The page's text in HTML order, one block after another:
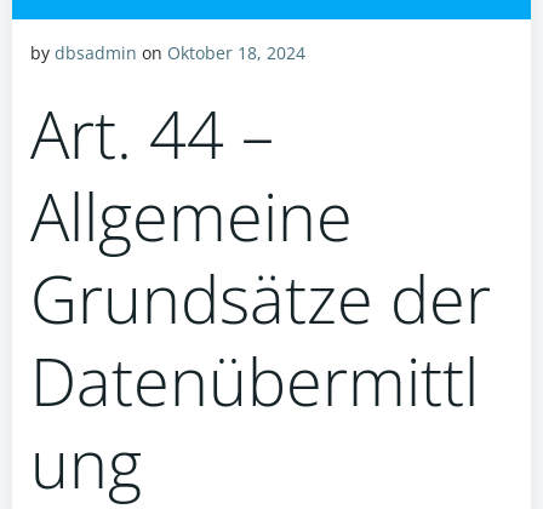
by dbsadmin on Oktober 18, 2024
Art. 44 –
Allgemeine
Grundsätze der
Datenübermittl
ung